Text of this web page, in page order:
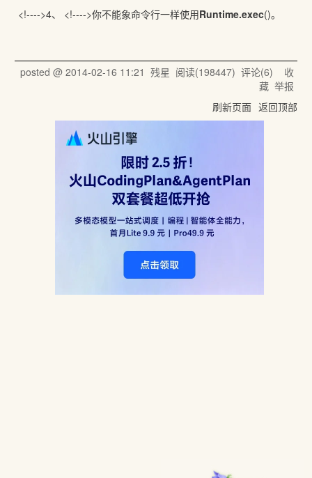
<!---->4、 <!---->你不能象命令行一样使用Runtime.exec()。
posted @ 2014-02-16 11:21 残星 阅读(198447) 评论(6) 收
藏 举报
刷新页面 返回顶部